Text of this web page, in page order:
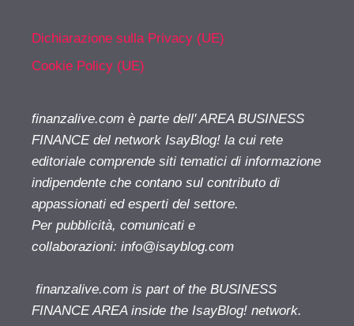
Dichiarazione sulla Privacy (UE)
Cookie Policy (UE)
finanzalive.com è parte dell' AREA BUSINESS
FINANCE del network IsayBlog! la cui rete
editoriale comprende siti tematici di informazione
indipendente che contano sul contributo di
appassionati ed esperti del settore.
Per pubblicità, comunicati e
collaborazioni: info@isayblog.com
finanzalive.com is part of the BUSINESS
FINANCE AREA inside the IsayBlog! network.